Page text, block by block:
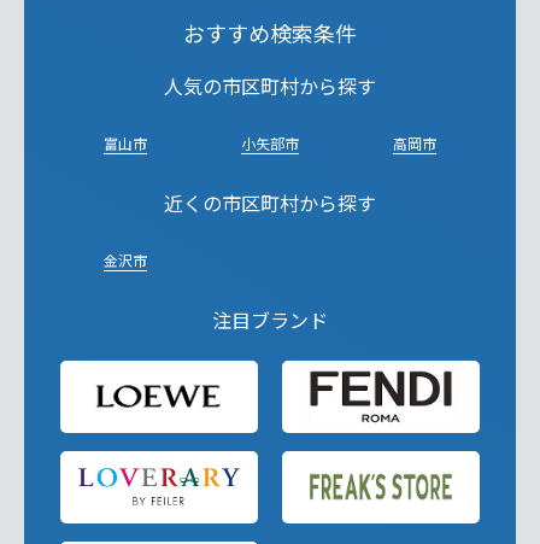
おすすめ検索条件
人気の市区町村から探す
富山市 小矢部市 高岡市
近くの市区町村から探す
金沢市
注目ブランド